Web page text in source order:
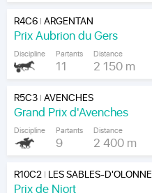
R4C6|ARGENTAN
Prix Aubrion du Gers
Discipline Partants
11
Distance
2 150 m
R5C3|AVENCHES
Grand Prix d'Avenches
Discipline Partants
9
Distance
2 400 m
R10C2| LES SABLES-D'OLONNE
Prix de Niort